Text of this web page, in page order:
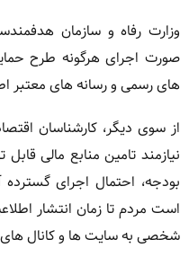
وزارت رفاه و سازمان
صورت اجرای هرگونه طرح
های رسمی و رسانه های معتبر
از سوی دیگر، کارشناسان
نیازمند تامین منابع مالی
بودجه، احتمال اجرای
است مردم تا زمان انتشار
شخصی به سایت ها و کانال